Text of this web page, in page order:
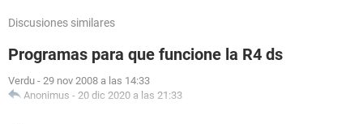
Discusiones similares
Programas para que funcione la R4 ds
Verdu - 29 nov 2008 a las 14:33
Anonimus - 20 dic 2020 a las 21:33